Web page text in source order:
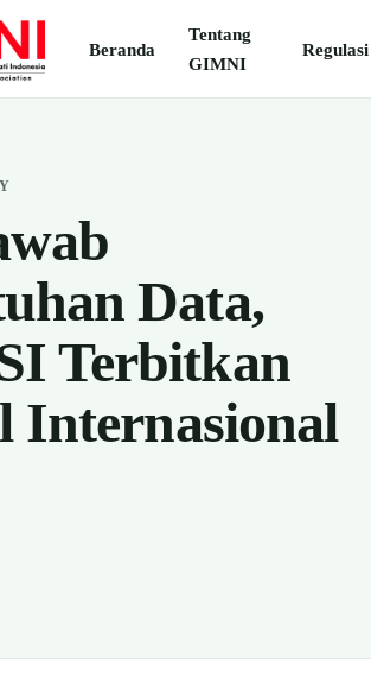
Beranda
Tentang
GIMNI
Regulasi
Data,
Terbitkan
Internasional